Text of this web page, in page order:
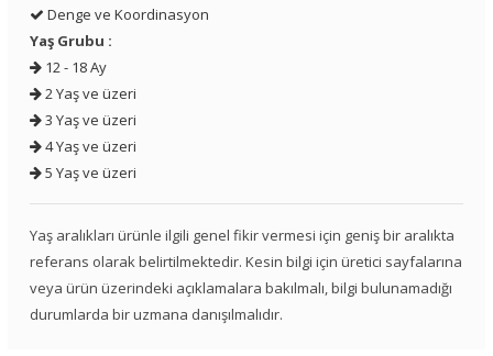
Denge ve Koordinasyon
Yaş Grubu :
12 - 18 Ay
2 Yaş ve üzeri
3 Yaş ve üzeri
4 Yaş ve üzeri
5 Yaş ve üzeri
Yaş aralıkları ürünle ilgili genel fikir vermesi için geniş bir aralıkta
referans olarak belirtilmektedir. Kesin bilgi için üretici sayfalarına
veya ürün üzerindeki açıklamalara bakılmalı, bilgi bulunamadığı
durumlarda bir uzmana danışılmalıdır.